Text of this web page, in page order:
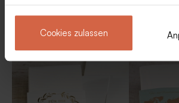
Cookies zulassen
Freudentränen mit